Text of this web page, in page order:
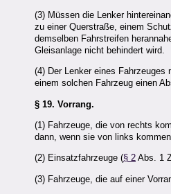
(3) Müssen die Lenker
zu einer Querstraße, einem
demselben Fahrstreifen
Gleisanlage nicht behindert wird.
(4) Der Lenker eines
einem solchen Fahrzeug einen
§ 19. Vorrang.
(1) Fahrzeuge, die von rechts
dann, wenn sie von links
(2) Einsatzfahrzeuge (§ 2 Abs. 1
(3) Fahrzeuge, die auf einer